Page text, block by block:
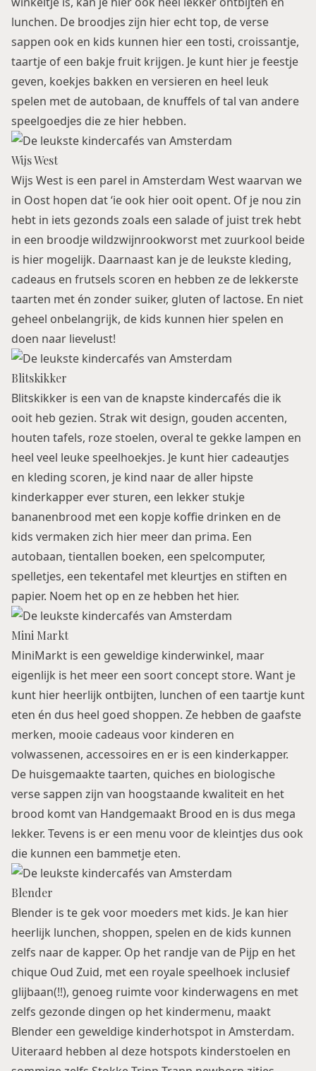
lunchen. De broodjes zijn hier echt top, de verse
sappen ook en kids kunnen hier een tosti, croissantje,
taartje of een bakje fruit krijgen. Je kunt hier je feestje
geven, koekjes bakken en versieren en heel leuk
spelen met de autobaan, de knuffels of tal van andere
speelgoedjes die ze hier hebben.
Wijs West
Wijs West is een parel in Amsterdam West waarvan we
in Oost hopen dat ‘ie ook hier ooit opent. Of je nou zin
hebt in iets gezonds zoals een salade of juist trek hebt
in een broodje wildzwijnrookworst met zuurkool beide
is hier mogelijk. Daarnaast kan je de leukste kleding,
cadeaus en frutsels scoren en hebben ze de lekkerste
taarten met én zonder suiker, gluten of lactose. En niet
geheel onbelangrijk, de kids kunnen hier spelen en
doen naar lievelust!
Blitskikker
Blitskikker is een van de knapste kindercafés die ik
ooit heb gezien. Strak wit design, gouden accenten,
houten tafels, roze stoelen, overal te gekke lampen en
heel veel leuke speelhoekjes. Je kunt hier cadeautjes
en kleding scoren, je kind naar de aller hipste
kinderkapper ever sturen, een lekker stukje
bananenbrood met een kopje koffie drinken en de
kids vermaken zich hier meer dan prima. Een
autobaan, tientallen boeken, een spelcomputer,
spelletjes, een tekentafel met kleurtjes en stiften en
papier. Noem het op en ze hebben het hier.
Mini Markt
MiniMarkt is een geweldige kinderwinkel, maar
eigenlijk is het meer een soort concept store. Want je
kunt hier heerlijk ontbijten, lunchen of een taartje kunt
eten én dus heel goed shoppen. Ze hebben de gaafste
merken, mooie cadeaus voor kinderen en
volwassenen, accessoires en er is een kinderkapper.
De huisgemaakte taarten, quiches en biologische
verse sappen zijn van hoogstaande kwaliteit en het
brood komt van Handgemaakt Brood en is dus mega
lekker. Tevens is er een menu voor de kleintjes dus ook
die kunnen een bammetje eten.
Blender
Blender is te gek voor moeders met kids. Je kan hier
heerlijk lunchen, shoppen, spelen en de kids kunnen
zelfs naar de kapper. Op het randje van de Pijp en het
chique Oud Zuid, met een royale speelhoek inclusief
glijbaan(!!), genoeg ruimte voor kinderwagens en met
zelfs gezonde dingen op het kindermenu, maakt
Blender een geweldige kinderhotspot in Amsterdam.
Uiteraard hebben al deze hotspots kinderstoelen en